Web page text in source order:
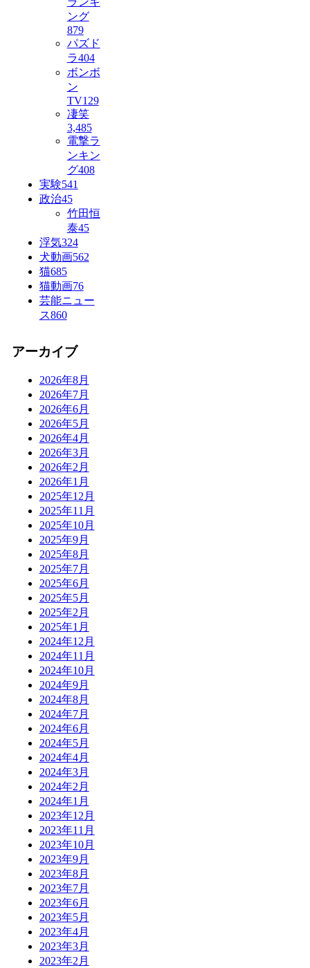
ング
879
パズド
ラ404
ボンボ
ン
TV129
凄笑
3,485
電撃ラ
ンキン
グ408
実験541
政治45
竹田恒
泰45
浮気324
犬動画562
猫685
猫動画76
芸能ニュー
ス860
アーカイブ
2026年8月
2026年7月
2026年6月
2026年5月
2026年4月
2026年3月
2026年2月
2026年1月
2025年12月
2025年11月
2025年10月
2025年9月
2025年8月
2025年7月
2025年6月
2025年5月
2025年2月
2025年1月
2024年12月
2024年11月
2024年10月
2024年9月
2024年8月
2024年7月
2024年6月
2024年5月
2024年4月
2024年3月
2024年2月
2024年1月
2023年12月
2023年11月
2023年10月
2023年9月
2023年8月
2023年7月
2023年6月
2023年5月
2023年4月
2023年3月
2023年2月